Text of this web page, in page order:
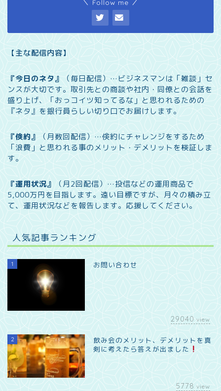
＼ Follow me ／
【主な配信内容】
『今日のネタ』 （毎日配信）… ビジネスマンは「雑談」セ
ンスが大切です。取引先との商談や社内・同僚との会話を
盛り上げ、「おっコイツ知ってるな」と思われるための
『ネタ』を銀行員らしい切り口でお届けします。
『倹約』 （月数回配信）…倹約にチャレンジをするため
「浪費」と思われる事のメリット・デメリットを検証しま
す。
『運用状況』 （月2回配信）…投信などの運用商品で
5,000万円を目指します。遠い目標ですが、月々の積み立
て、運用状況などを報告します。 応援してください。
人気記事ランキング
1 お問い合わせ
29040 view
2
飲み会のメリット、デメリットを真
剣に考えたら答えが出ました
5778 view